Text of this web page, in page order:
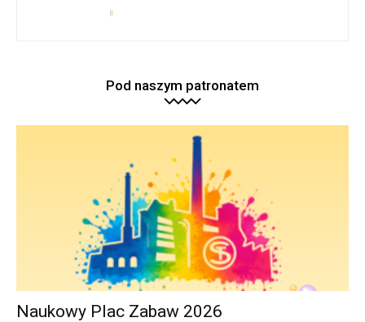
Pod naszym patronatem
Naukowy Plac Zabaw 2026